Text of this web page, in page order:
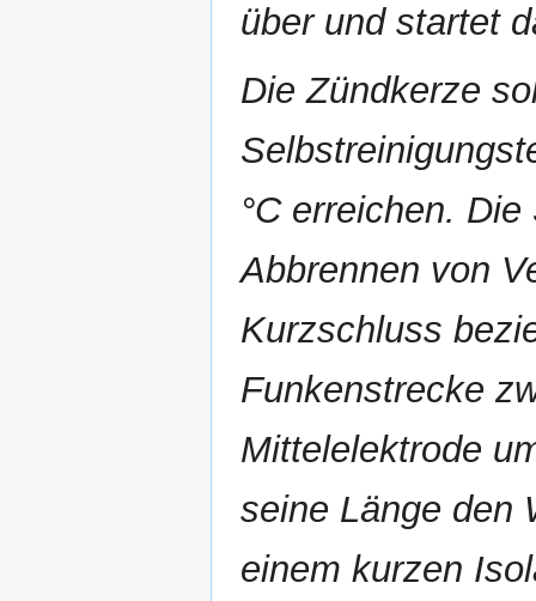
über und startet
Die Zündkerze
°C erreichen.
Abbrennen von
Kurzschluss
Funkenstrecke
Mittelelektrode
seine Länge den
einem kurzen